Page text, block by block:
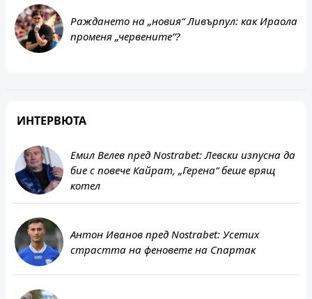
Раждането на „новия“ Ливърпул: как Ираола
променя „червените“?
ИНТЕРВЮТА
Емил Велев пред Nostrabet: Левски изпусна да
бие с повече Кайрат, „Герена“ беше врящ
котел
Антон Иванов пред Nostrabet: Усетих
страстта на феновете на Спартак